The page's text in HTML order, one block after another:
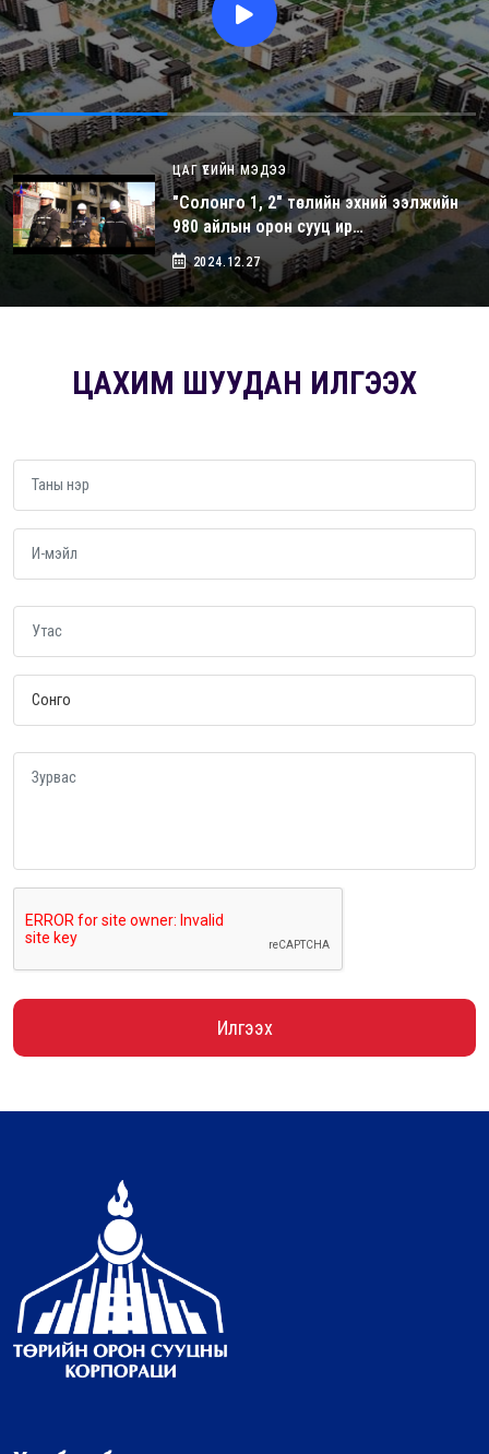
ЦАГ ҮЕИЙН МЭДЭЭ
"Солонго 1, 2" төслийн эхний ээлжийн
980 айлын орон сууц ир…
2024.12.27
ЦАХИМ ШУУДАН ИЛГЭЭХ
Илгээх